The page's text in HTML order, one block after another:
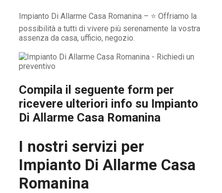
Impianto Di Allarme Casa Romanina – ⭐ Offriamo la
possibilità a tutti di vivere più serenamente la vostra
assenza da casa, ufficio, negozio.
Compila il seguente form per
ricevere ulteriori info su Impianto
Di Allarme Casa Romanina
I nostri servizi per
Impianto Di Allarme Casa
Romanina